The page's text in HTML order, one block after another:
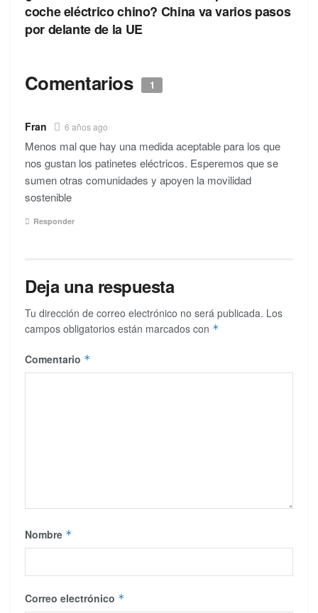
coche eléctrico chino? China va varios pasos
por delante de la UE
Comentarios 1
Fran 6 años ago
Menos mal que hay una medida aceptable para los que
nos gustan los patinetes eléctricos. Esperemos que se
sumen otras comunidades y apoyen la movilidad
sostenible
Responder
Deja una respuesta
Tu dirección de correo electrónico no será publicada. Los
campos obligatorios están marcados con *
Comentario *
Nombre *
Correo electrónico *